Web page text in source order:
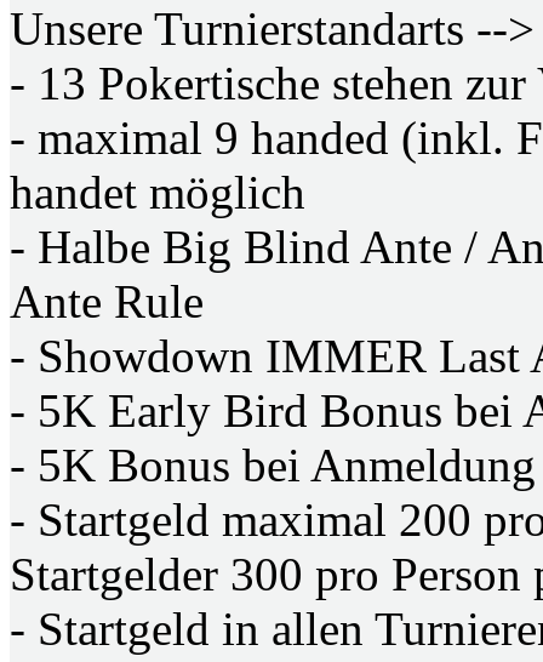
Unsere Turnierstandarts -->
- 13 Pokertische stehen
- maximal 9 handed (inkl.
handet möglich
- Halbe Big Blind Ante /
Ante Rule
- Showdown IMMER Last
- 5K Early Bird Bonus bei
- 5K Bonus bei
- Startgeld maximal 200
Startgelder 300 pro
- Startgeld in allen